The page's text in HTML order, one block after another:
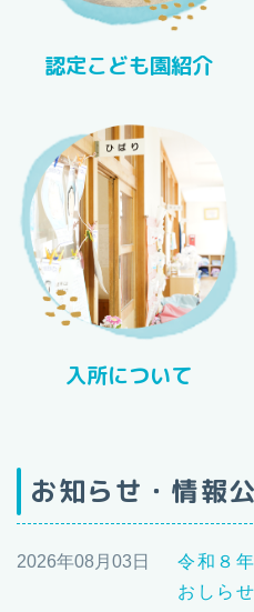
認定こども園紹介
入所について
お知らせ・情報
令和８
おしらせ
2026年08月03日